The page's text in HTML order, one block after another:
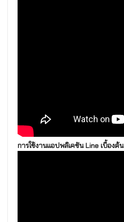
การใช้งานแอปพลิเคชัน Line เบื้องต้น